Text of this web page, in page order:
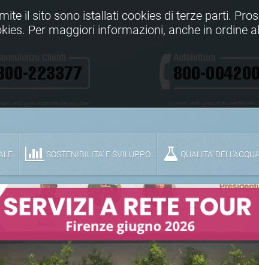
SOSTENIBILITA' E SVILUPPO QUALITA’
il sito sono istallati cookies di terze parti.
Per maggiori informazioni, anche in ordine